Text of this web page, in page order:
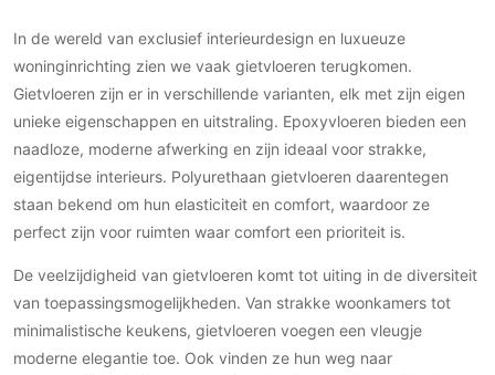
In de wereld van exclusief interieurdesign en luxueuze
woninginrichting zien we vaak gietvloeren terugkomen.
Gietvloeren zijn er in verschillende varianten, elk met zijn eigen
unieke eigenschappen en uitstraling. Epoxyvloeren bieden een
naadloze, moderne afwerking en zijn ideaal voor strakke,
eigentijdse interieurs. Polyurethaan gietvloeren daarentegen
staan bekend om hun elasticiteit en comfort, waardoor ze
perfect zijn voor ruimten waar comfort een prioriteit is.
De veelzijdigheid van gietvloeren komt tot uiting in de diversiteit
van toepassingsmogelijkheden. Van strakke woonkamers tot
minimalistische keukens, gietvloeren voegen een vleugje
moderne elegantie toe. Ook vinden ze hun weg naar